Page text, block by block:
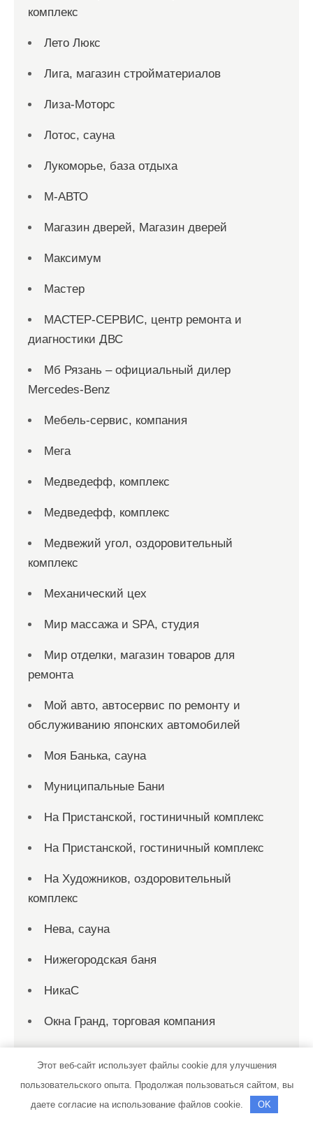
комплекс
Лето Люкс
Лига, магазин стройматериалов
Лиза-Моторс
Лотос, сауна
Лукоморье, база отдыха
М-АВТО
Магазин дверей, Магазин дверей
Максимум
Мастер
МАСТЕР-СЕРВИС, центр ремонта и
диагностики ДВС
Мб Рязань – официальный дилер
Mercedes-Benz
Мебель-сервис, компания
Мега
Медведефф, комплекс
Медведефф, комплекс
Медвежий угол, оздоровительный
комплекс
Механический цех
Мир массажа и SPA, студия
Мир отделки, магазин товаров для
ремонта
Мой авто, автосервис по ремонту и
обслуживанию японских автомобилей
Моя Банька, сауна
Муниципальные Бани
На Пристанской, гостиничный комплекс
На Пристанской, гостиничный комплекс
На Художников, оздоровительный
комплекс
Нева, сауна
Нижегородская баня
НикаС
Окна Гранд, торговая компания
Октан +
Оптима порте, фабрика дверей
Оскар, автомойка и шиномонтажная
Этот веб-сайт использует файлы cookie для улучшения
пользовательского опыта. Продолжая пользоваться сайтом, вы
даете согласие на использование файлов cookie.
OK